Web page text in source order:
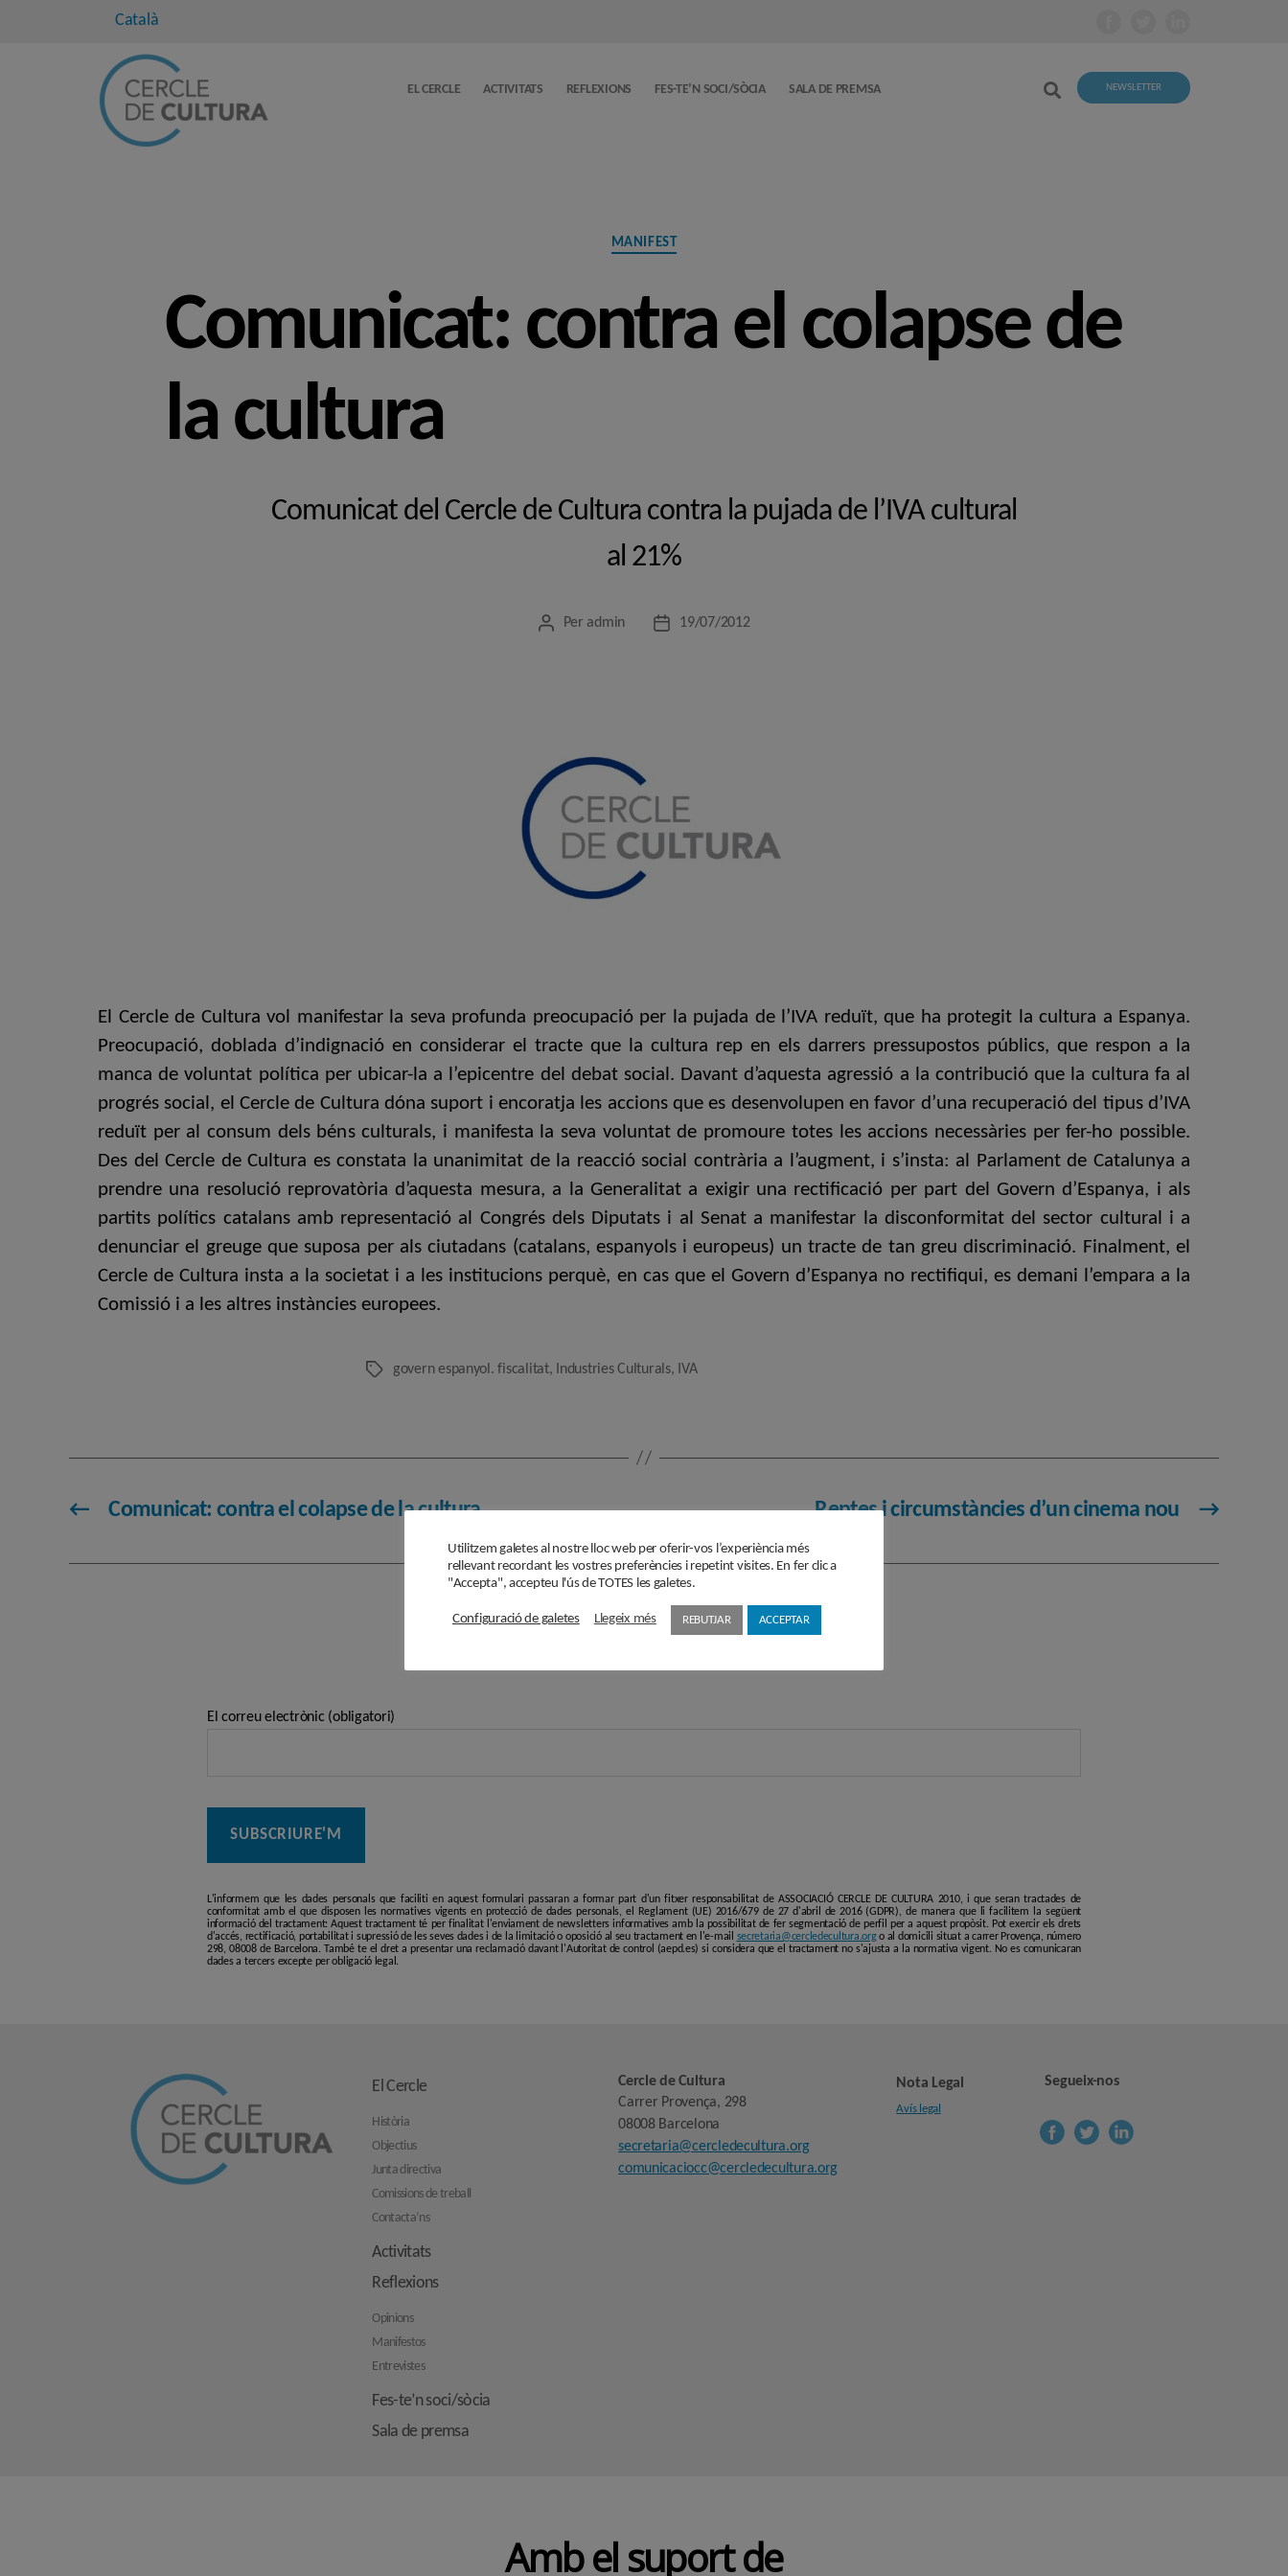
Català
EL CERCLE ACTIVITATS REFLEXIONS FES-TE’N SOCI/SÒCIA SALA DE PREMSA NEWSLETTER
Categories
MANIFEST
Comunicat: contra el colapse de
la cultura
Comunicat del Cercle de Cultura contra la pujada de l’IVA cultural
al 21%
Autor
Per admin
Data19/07/2012
El Cercle de Cultura vol manifestar la seva profunda preocupació per la pujada de l’IVA reduït, que ha protegit la cultura a Espanya.
Preocupació, doblada d’indignació en considerar el tracte que la cultura rep en els darrers pressupostos públics, que respon a la
manca de voluntat política per ubicar-la a l’epicentre del debat social. Davant d’aquesta agressió a la contribució que la cultura fa al
progrés social, el Cercle de Cultura dóna suport i encoratja les accions que es desenvolupen en favor d’una recuperació del tipus d’IVA
reduït per al consum dels béns culturals, i manifesta la seva voluntat de promoure totes les accions necessàries per fer-ho possible.
Des del Cercle de Cultura es constata la unanimitat de la reacció social contrària a l’augment, i s’insta: al Parlament de Catalunya a
prendre una resolució reprovatòria d’aquesta mesura, a la Generalitat a exigir una rectificació per part del Govern d’Espanya, i als
partits polítics catalans amb representació al Congrés dels Diputats i al Senat a manifestar la disconformitat del sector cultural i a
denunciar el greuge que suposa per als ciutadans (catalans, espanyols i europeus) un tracte de tan greu discriminació. Finalment, el
Cercle de Cultura insta a la societat i a les institucions perquè, en cas que el Govern d’Espanya no rectifiqui, es demani l’empara a la
Comissió i a les altres instàncies europees.
Etiquetesgovern espanyol. fiscalitat, Industries Culturals, IVA
← Comunicat: contra el colapse de la cultura →
Reptes i circumstàncies d’un cinema nou
Subscriu-te a la Newsletter
El correu electrònic (obligatori)
L'informem que les dades personals que faciliti en aquest formulari passaran a formar part d'un fitxer responsabilitat de ASSOCIACIÓ CERCLE DE CULTURA 2010, i que seran tractades de
conformitat amb el que disposen les normatives vigents en protecció de dades personals, el Reglament (UE) 2016/679 de 27 d'abril de 2016 (GDPR), de manera que li facilitem la següent
informació del tractament: Aquest tractament té per finalitat l'enviament de newsletters informatives amb la possibilitat de fer segmentació de perfil per a aquest propòsit. Pot exercir els drets
d'accés, rectificació, portabilitat i supressió de les seves dades i de la limitació o oposició al seu tractament en l'e-mail secretaria@cercledecultura.orgo al domicili situat a carrer Provença, número
298, 08008 de Barcelona. També te el dret a presentar una reclamació davant l'Autoritat de control (aepd.es) si considera que el tractament no s'ajusta a la normativa vigent. No es comunicaran
dades a tercers excepte per obligació legal.
El Cercle
Història
Objectius
Junta directiva
Comissions de treball
Contacta’ns
Activitats
Reflexions
Opinions
Manifestos
Entrevistes
Fes-te’n soci/sòcia
Sala de premsa
Cercle de Cultura
Carrer Provença, 298
08008 Barcelona
secretaria@cercledecultura.org
comunicaciocc@cercledecultura.org
Nota Legal
Avís legal
Segueix-nos
Amb el suport de
Utilitzem galetes al nostre lloc web per oferir-vos l’experiència més
rellevant recordant les vostres preferències i repetint visites. En fer clic a
"Accepta", accepteu l'ús de TOTES les galetes.
Configuració de galetes Llegeix més REBUTJAR ACCEPTAR